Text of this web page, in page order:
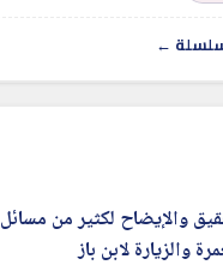
←
والإيضاح لكثير من مسائل
والزيارة لابن باز